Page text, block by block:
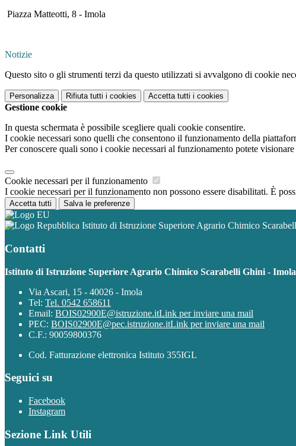
Piazza Matteotti, 8 - Imola
Notizie
Questo sito o gli strumenti terzi da questo utilizzati si avvalgono di cookie
Personalizza Rifiuta tutti i cookies Accetta tutti i cookies
Gestione cookie
In questa schermata è possibile scegliere quali cookie consentire.
I cookie necessari sono quelli che consentono il funzionamento della
Per conoscere quali sono i cookie necessari al funzionamento potete visionare
Cookie necessari per il funzionamento
I cookie necessari per il funzionamento non possono essere disabilitati. È
Accetta tutti Salva le preferenze
Istituto di Istruzione Superiore Agrario Chimico
Contatti
Istituto di Istruzione Superiore Agrario Chimico Scarabelli Ghini -
Via Ascari, 15 - 40026 - Imola
Tel: Tel. 0542 658611
Email: BOIS02900E@istruzione.itLink per inviare una mail
PEC: BOIS02900E@pec.istruzione.itLink per inviare una mail
C.F.: 90059800376
Cod. Fatturazione elettronica Istituto 355IGL
Seguici su
Facebook
Instagram
Sezione Link Utili